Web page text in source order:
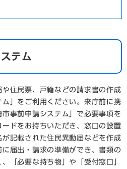
テム
住民票、戸籍などの請求書の作成
」をご利用ください。来庁前に携
事前申請システム」で必要事項を
ドをお持ちいただき、窓口の設置
記載された住民異動届などを作成
届出・請求の準備ができ、書類の
「必要な持ち物」や「受付窓口」